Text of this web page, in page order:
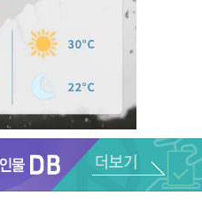
Unmute